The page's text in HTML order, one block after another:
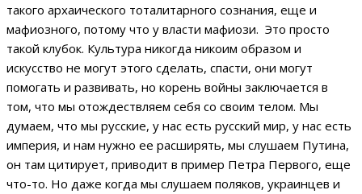
такого архаического тоталитарного сознания, еще и
мафиозного, потому что у власти мафиози. Это просто
такой клубок. Культура никогда никоим образом и
искусство не могут этого сделать, спасти, они могут
помогать и развивать, но корень войны заключается в
том, что мы отождествляем себя со своим телом. Мы
думаем, что мы русские, у нас есть русский мир, у нас есть
империя, и нам нужно ее расширять, мы слушаем Путина,
он там цитирует, приводит в пример Петра Первого, еще
что-то. Но даже когда мы слушаем поляков, украинцев и